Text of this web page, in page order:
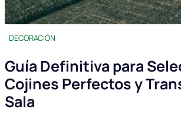
DECORACIÓN
Guía Definitiva para
Cojines Perfectos y
Sala